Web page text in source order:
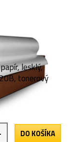
lesklý,
tonerový
DO KOŠÍKA